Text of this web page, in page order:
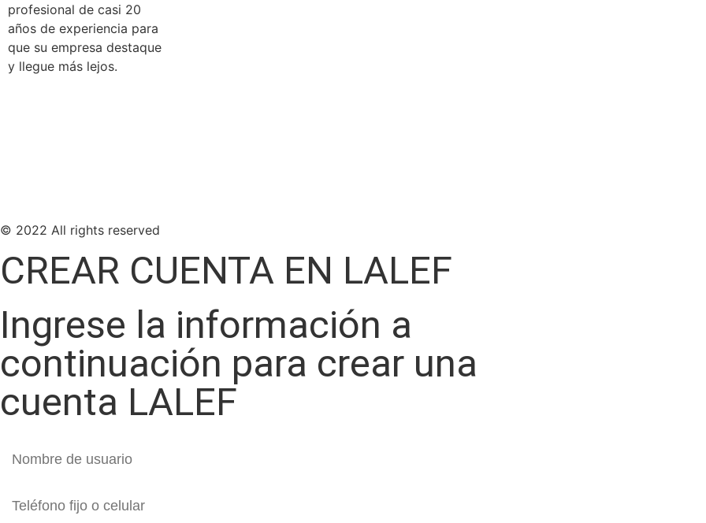
profesional de casi 20
años de experiencia para
que su empresa destaque
y llegue más lejos.
© 2022 All rights reserved
CREAR CUENTA EN LALEF
Ingrese la información a
continuación para crear una
cuenta LALEF